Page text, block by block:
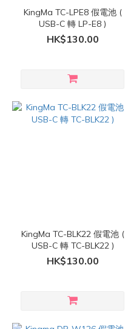
KingMa TC-LPE8 假電池 (
USB-C 轉 LP-E8 )
HK$130.00
KingMa TC-BLK22 假電池 (
USB-C 轉 TC-BLK22 )
HK$130.00